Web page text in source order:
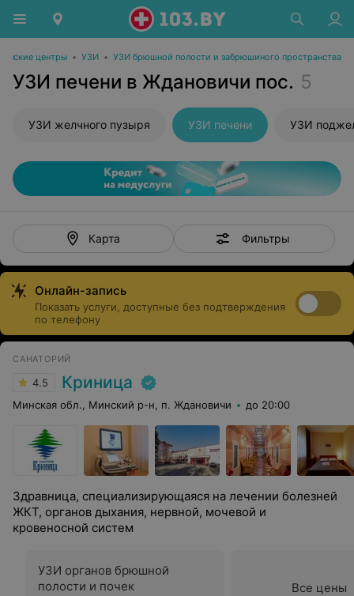
центры • УЗИ • УЗИ брюшной полости и забрюшиного пространства
УЗИ печени в Ждановичи пос. 5
УЗИ желчного пузыря УЗИ печени УЗИ
Карта Фильтры
Онлайн-запись
Показать услуги, доступные без подтверждения
по телефону
САНАТОРИЙ
4.5 Криница
Минская обл., Минский р-н, п. Ждановичи до 20:00
Здравница, специализирующаяся на лечении болезней
ЖКТ, органов дыхания, нервной, мочевой и
кровеносной систем
УЗИ органов брюшной
полости и почек
Все цены